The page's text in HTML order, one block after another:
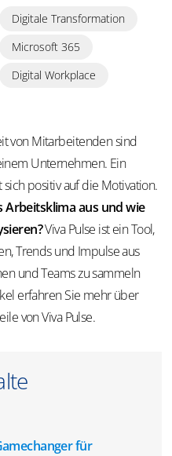
Digitale Transformation
Microsoft 365
Digital Workplace
von Mitarbeitenden sind
Unternehmen. Ein
positiv auf die Motivation.
Arbeitsklima aus und wie
Viva Pulse ist ein Tool,
Trends und Impulse aus
und Teams zu sammeln
erfahren Sie mehr über
von Viva Pulse.
für